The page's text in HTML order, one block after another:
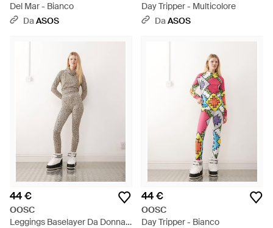
Del Mar - Bianco
DaASOS
Day Tripper - Multicolore
DaASOS
44 €
OOSC
Leggings Baselayer Da Donna
44 €
OOSC
Day Tripper - Bianco